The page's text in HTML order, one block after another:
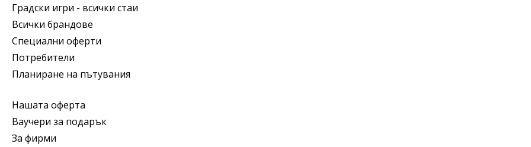
Градски игри - всички стаи
Всички брандове
Специални оферти
Потребители
Планиране на пътувания
Нашата оферта
Ваучери за подарък
За фирми